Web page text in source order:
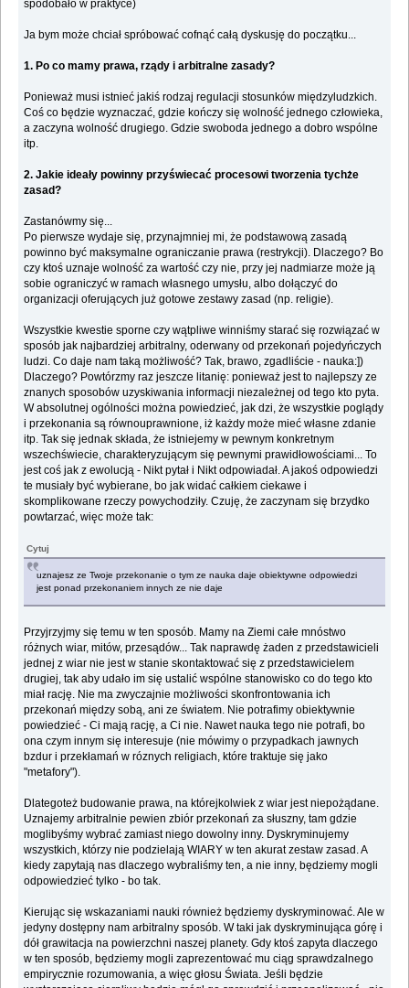
spodobało w praktyce)
Ja bym może chciał spróbować cofnąć całą dyskusję do początku...
1. Po co mamy prawa, rządy i arbitralne zasady?
Ponieważ musi istnieć jakiś rodzaj regulacji stosunków międzyludzkich.
Coś co będzie wyznaczać, gdzie kończy się wolność jednego człowieka,
a zaczyna wolność drugiego. Gdzie swoboda jednego a dobro wspólne
itp.
2. Jakie ideały powinny przyświecać procesowi tworzenia tychże
zasad?
Zastanówmy się...
Po pierwsze wydaje się, przynajmniej mi, że podstawową zasadą
powinno być maksymalne ograniczanie prawa (restrykcji). Dlaczego? Bo
czy ktoś uznaje wolność za wartość czy nie, przy jej nadmiarze może ją
sobie ograniczyć w ramach własnego umysłu, albo dołączyć do
organizacji oferujących już gotowe zestawy zasad (np. religie).
Wszystkie kwestie sporne czy wątpliwe winniśmy starać się rozwiązać w
sposób jak najbardziej arbitralny, oderwany od przekonań pojedyńczych
ludzi. Co daje nam taką możliwość? Tak, brawo, zgadliście - nauka:])
Dlaczego? Powtórzmy raz jeszcze litanię: ponieważ jest to najlepszy ze
znanych sposobów uzyskiwania informacji niezależnej od tego kto pyta.
W absolutnej ogólności można powiedzieć, jak dzi, że wszystkie poglądy
i przekonania są równouprawnione, iż każdy może mieć własne zdanie
itp. Tak się jednak składa, że istniejemy w pewnym konkretnym
wszechświecie, charakteryzującym się pewnymi prawidłowościami... To
jest coś jak z ewolucją - Nikt pytał i Nikt odpowiadał. A jakoś odpowiedzi
te musiały być wybierane, bo jak widać całkiem ciekawe i
skomplikowane rzeczy powychodziły. Czuję, że zaczynam się brzydko
powtarzać, więc może tak:
Cytuj
uznajesz ze Twoje przekonanie o tym ze nauka daje obiektywne odpowiedzi
jest ponad przekonaniem innych ze nie daje
Przyjrzyjmy się temu w ten sposób. Mamy na Ziemi całe mnóstwo
różnych wiar, mitów, przesądów... Tak naprawdę żaden z przedstawicieli
jednej z wiar nie jest w stanie skontaktować się z przedstawicielem
drugiej, tak aby udało im się ustalić wspólne stanowisko co do tego kto
miał rację. Nie ma zwyczajnie możliwości skonfrontowania ich
przekonań między sobą, ani ze światem. Nie potrafimy obiektywnie
powiedzieć - Ci mają rację, a Ci nie. Nawet nauka tego nie potrafi, bo
ona czym innym się interesuje (nie mówimy o przypadkach jawnych
bzdur i przekłamań w róznych religiach, które traktuje się jako
"metafory").
Dlategoteż budowanie prawa, na którejkolwiek z wiar jest niepożądane.
Uznajemy arbitralnie pewien zbiór przekonań za słuszny, tam gdzie
moglibyśmy wybrać zamiast niego dowolny inny. Dyskryminujemy
wszystkich, którzy nie podzielają WIARY w ten akurat zestaw zasad. A
kiedy zapytają nas dlaczego wybraliśmy ten, a nie inny, będziemy mogli
odpowiedzieć tylko - bo tak.
Kierując się wskazaniami nauki również będziemy dyskryminować. Ale w
jedyny dostępny nam arbitralny sposób. W taki jak dyskryminująca górę i
dół grawitacja na powierzchni naszej planety. Gdy ktoś zapyta dlaczego
w ten sposób, będziemy mogli zaprezentować mu ciąg sprawdzalnego
empirycznie rozumowania, a więc głosu Świata. Jeśli będzie